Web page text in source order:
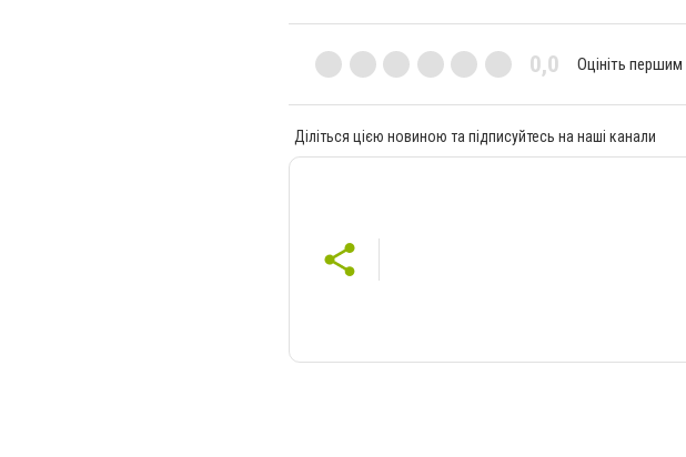
0,0 Оцініть першим
Діліться цією новиною та підписуйтесь на наші канали